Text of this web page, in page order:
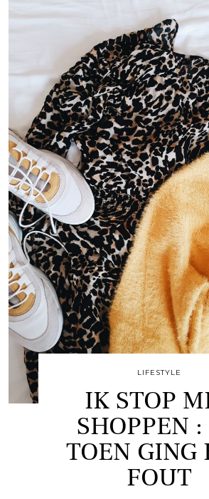
LIFESTYLE
IK STOP
SHOPPEN
TOEN GING
FOUT